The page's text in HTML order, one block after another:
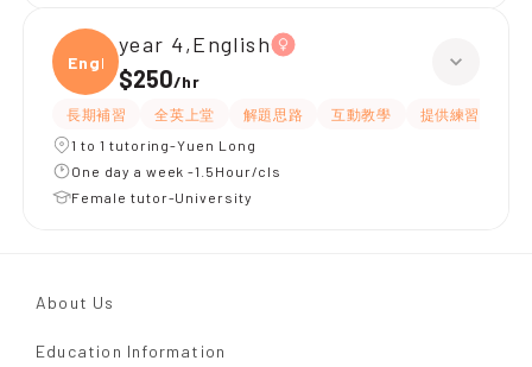
Engli
year 4,English
$250/hr
長期補習 全英上堂 解題思路 互動教學
提供練習題/試題
1 to 1 tutoring-Yuen Long
One day a week -1.5Hour/cls
Female tutor-University
About Us
Education Information